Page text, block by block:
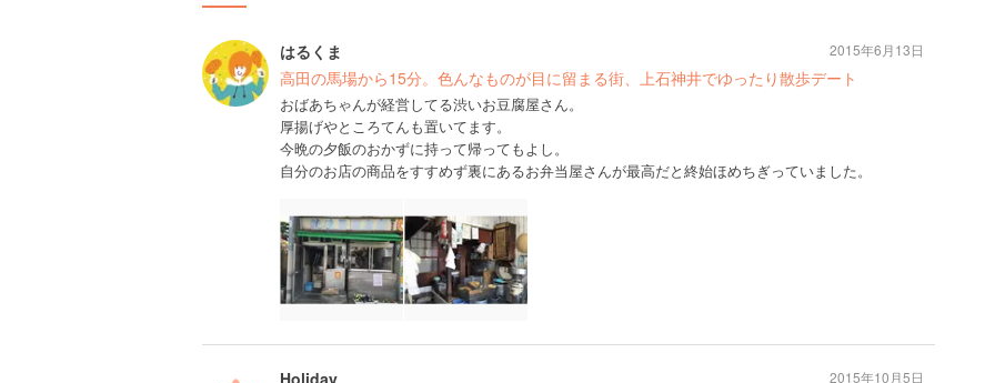
はるくま
高田の馬場から15分。色んなものが目に留まる街、上石神井でゆったり散歩デート
おばあちゃんが経営してる渋いお豆腐屋さん。
厚揚げやところてんも置いてます。
今晩の夕飯のおかずに持って帰ってもよし。
自分のお店の商品をすすめず裏にあるお弁当屋さんが最高だと終始ほめちぎっていました。
2015年6月13日
Holiday 2015年10月5日